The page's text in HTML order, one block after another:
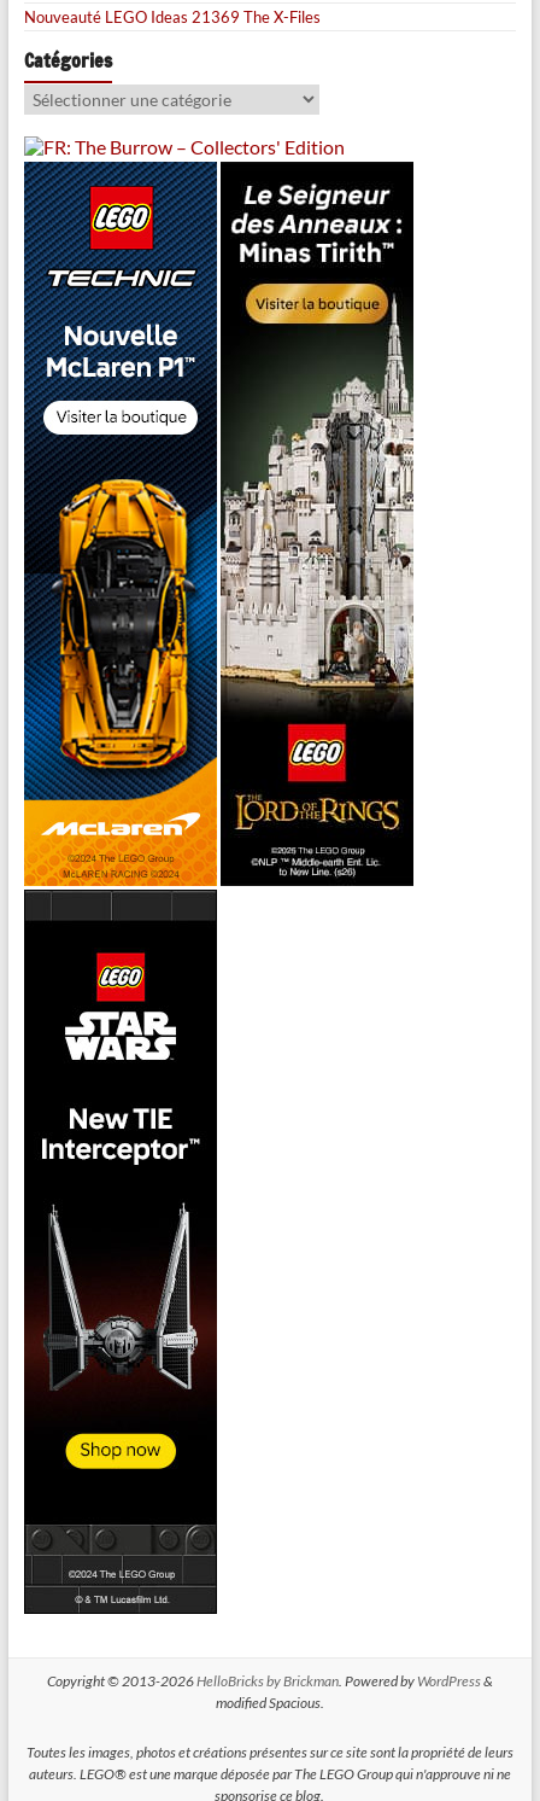
Nouveauté LEGO Ideas 21369 The X-Files
Catégories
Catégories
Copyright © 2013-2026HelloBricks by Brickman. Powered by WordPress&
modified Spacious.
Toutes les images, photos et créations présentes sur ce site sont la propriété de leurs
auteurs. LEGO® est une marque déposée par The LEGO Group qui n'approuve ni ne
sponsorise ce blog.